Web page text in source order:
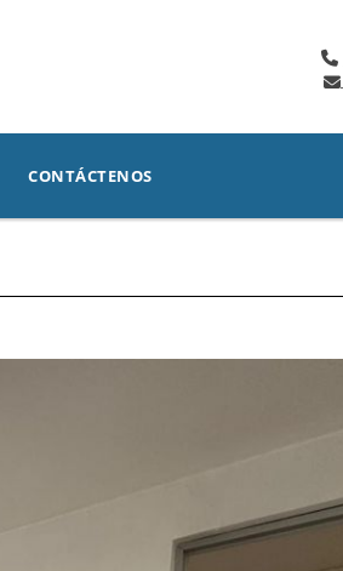
CONTÁCTENOS